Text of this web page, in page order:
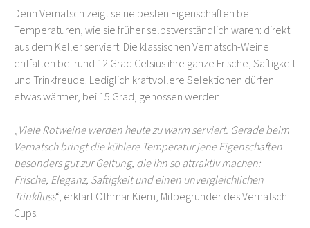
Denn Vernatsch zeigt seine besten Eigenschaften bei
Temperaturen, wie sie früher selbstverständlich waren: direkt
aus dem Keller serviert. Die klassischen Vernatsch-Weine
entfalten bei rund 12 Grad Celsius ihre ganze Frische, Saftigkeit
und Trinkfreude. Lediglich kraftvollere Selektionen dürfen
etwas wärmer, bei 15 Grad, genossen werden
„Viele Rotweine werden heute zu warm serviert. Gerade beim
Vernatsch bringt die kühlere Temperatur jene Eigenschaften
besonders gut zur Geltung, die ihn so attraktiv machen:
Frische, Eleganz, Saftigkeit und einen unvergleichlichen
Trinkfluss“, erklärt Othmar Kiem, Mitbegründer des Vernatsch
Cups.